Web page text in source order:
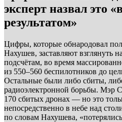
эксперт назвал это
результатом»
Цифры, которые обнародовал
Нахушев, заставляют взглянуть
подсчётам, во время
из 550–560 беспилотников до
Остальные были либо сбиты,
радиоэлектронной борьбы. Мэр
170 сбитых дронах — но это
непосредственно в небе над
по словам Нахушева,